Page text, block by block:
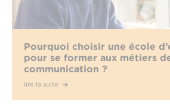
Pourquoi choisir une école
pour se former aux métiers
communication ?
lire la suite